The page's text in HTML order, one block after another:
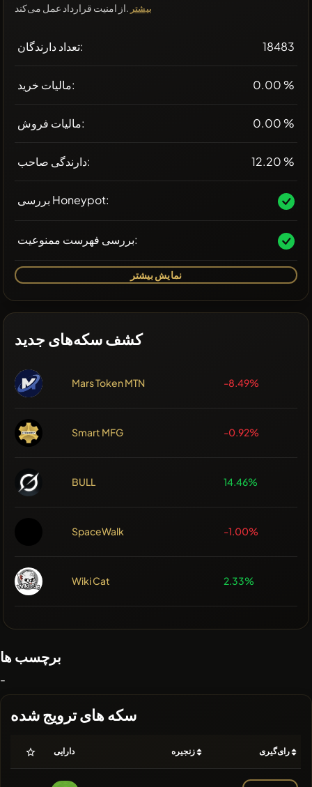
از امنیت قرارداد عمل می‌کند. بیشتر
تعداد دارندگان: 18483
مالیات خرید: 0.00 %
مالیات فروش: 0.00 %
دارندگی صاحب: 12.20 %
بررسی Honeypot:
بررسی فهرست ممنوعیت:
نمایش بیشتر
کشف سکه‌های جدید
Mars Token MTN -8.49%
Smart MFG -0.92%
BULL 14.46%
SpaceWalk -1.00%
Wiki Cat 2.33%
برچسب ها
-
سکه های ترویج شده
دارایی زنجیره رای‌گیری